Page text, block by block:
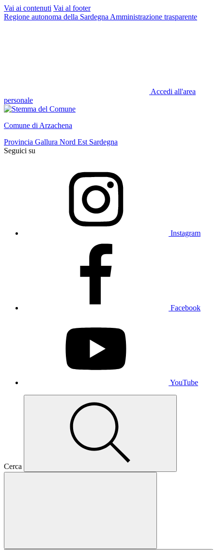
Vai ai contenuti Vai al footer
Regione autonoma della Sardegna Amministrazione trasparente
Accedi all'area
personale
Comune di Arzachena
Provincia Gallura Nord Est Sardegna
Seguici su
Instagram
Facebook
YouTube
Cerca